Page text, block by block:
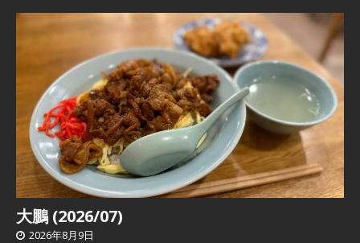
大鵬 (2026/07)
2026年8月9日